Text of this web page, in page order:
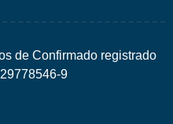
de Confirmado registrado
9